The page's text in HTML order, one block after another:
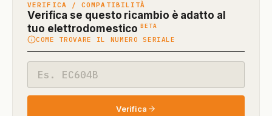
VERIFICA / COMPATIBILITÀ
Verifica se questo ricambio è adatto al
tuo elettrodomestico BETA
in
beta)
COME TROVARE IL NUMERO SERIALE
modello
Verifica